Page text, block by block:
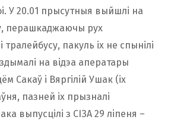
У 20.01 прысутныя выйшлі на
перашкаджаючы рух
тралейбусу, пакуль іх не спынілі
здымалі на відэа аператары
Сакаў і Вяргілій Ушак (іх
пазней іх прызналі
выпусцілі з СІЗА 29 ліпеня –